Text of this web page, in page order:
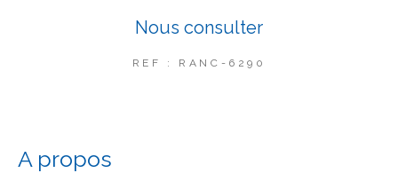
Nous consulter
REF : RANC-6290
a propos